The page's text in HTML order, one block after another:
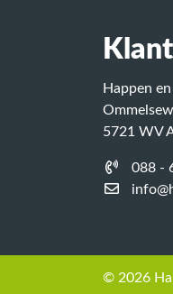
Happen
5721 WV
088 -
© 2026